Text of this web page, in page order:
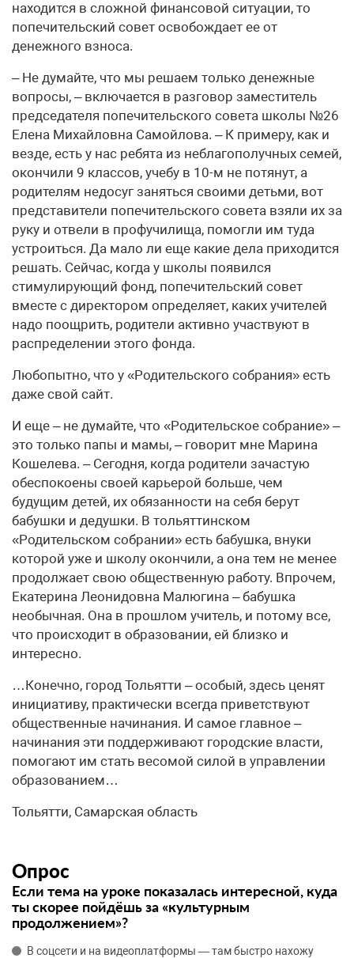
находится в сложной финансовой ситуации, то
попечительский совет освобождает ее от
денежного взноса.
– Не думайте, что мы решаем только денежные
вопросы, – включается в разговор заместитель
председателя попечительского совета школы №26
Елена Михайловна Самойлова. – К примеру, как и
везде, есть у нас ребята из неблагополучных семей,
окончили 9 классов, учебу в 10-м не потянут, а
родителям недосуг заняться своими детьми, вот
представители попечительского совета взяли их за
руку и отвели в профучилища, помогли им туда
устроиться. Да мало ли еще какие дела приходится
решать. Сейчас, когда у школы появился
стимулирующий фонд, попечительский совет
вместе с директором определяет, каких учителей
надо поощрить, родители активно участвуют в
распределении этого фонда.
Любопытно, что у «Родительского собрания» есть
даже свой сайт.
И еще – не думайте, что «Родительское собрание» –
это только папы и мамы, – говорит мне Марина
Кошелева. – Сегодня, когда родители зачастую
обеспокоены своей карьерой больше, чем
будущим детей, их обязанности на себя берут
бабушки и дедушки. В тольяттинском
«Родительском собрании» есть бабушка, внуки
которой уже и школу окончили, а она тем не менее
продолжает свою общественную работу. Впрочем,
Екатерина Леонидовна Малюгина – бабушка
необычная. Она в прошлом учитель, и потому все,
что происходит в образовании, ей близко и
интересно.
…Конечно, город Тольятти – особый, здесь ценят
инициативу, практически всегда приветствуют
общественные начинания. И самое главное –
начинания эти поддерживают городские власти,
помогают им стать весомой силой в управлении
образованием…
Тольятти, Самарская область
Опрос
Если тема на уроке показалась интересной, куда
ты скорее пойдёшь за «культурным
продолжением»?
В соцсети и на видеоплатформы — там быстро нахожу